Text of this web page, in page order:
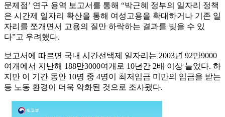
문제점’ 연구 용역 보고서를 통해 “박근혜 정부의 일자리 정책
은 시간제 일자리 확산을 통해 여성고용을 확대하거나 기존 일
자리를 쪼개면서 고용의 질만 하락하는 결과를 빚을 수 있
다”고 우려했다.
보고서에 따르면 국내 시간선택제 일자리는 2003년 92만9000
여개에서 지난해 188만3000여개로 10년간 2배 이상 늘었다. 하
지만 이 기간 동안 10명 중 4명이 최저임금 미만의 임금을 받는
등 노동 환경이 더욱 악화된 것으로 조사됐다.